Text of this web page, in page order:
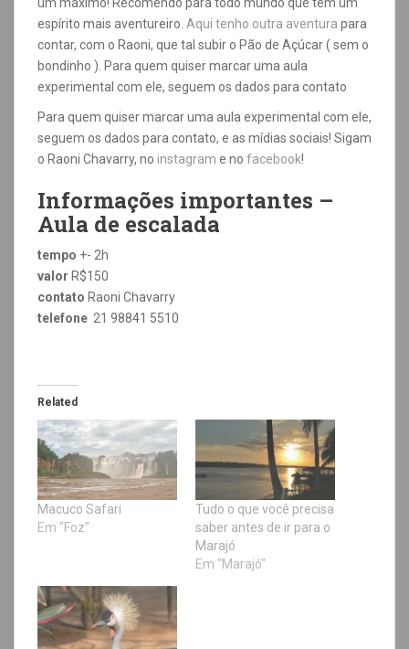
um máximo! Recomendo para todo mundo que tem um
espírito mais aventureiro. Aqui tenho outra aventura para
contar, com o Raoni, que tal subir o Pão de Açúcar ( sem o
bondinho ). Para quem quiser marcar uma aula
experimental com ele, seguem os dados para contato
Para quem quiser marcar uma aula experimental com ele,
seguem os dados para contato, e as mídias sociais! Sigam
o Raoni Chavarry, no instagram e no facebook!
Informações importantes –
Aula de escalada
tempo +- 2h
valor R$150
contato Raoni Chavarry
telefone 21 98841 5510
Related
Macuco Safari
Em "Foz"
Tudo o que você precisa
saber antes de ir para o
Marajó
Em "Marajó"